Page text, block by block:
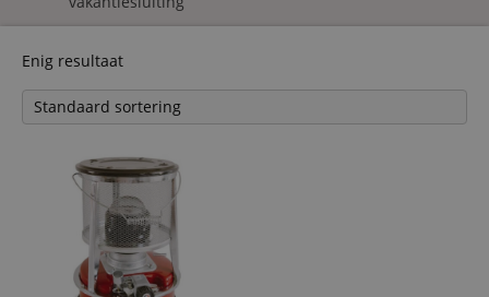
Enig resultaat